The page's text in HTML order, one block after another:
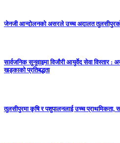
जेनजी आन्दोलनको असरले उच्च अदालत तुलसीपुरको
सार्वजनिक सुनुवाइमा विजाैरी आयुर्वेद सेवा विस्तार
खड्काकाे प्रतिबद्धता
तुलसीपुरमा कृषि र पशुपालनलाई उच्च प्राथमिकता,